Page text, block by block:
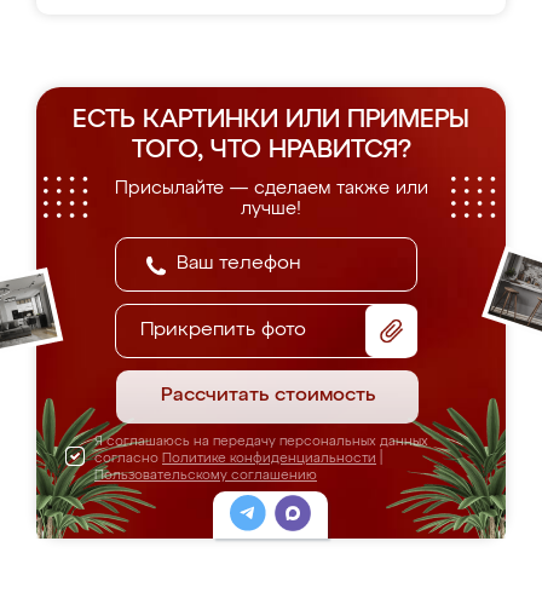
ЕСТЬ КАРТИНКИ ИЛИ ПРИМЕРЫ
ТОГО, ЧТО НРАВИТСЯ?
Присылайте — сделаем также или
лучше!
Прикрепить фото
Рассчитать стоимость
Я соглашаюсь на передачу персональных данных
согласно Политике конфиденциальности
Пользовательскому соглашению